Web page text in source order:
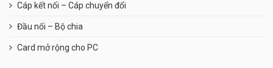
Cáp kết nối – Cáp chuyển đổi
Đầu nối – Bộ chia
Card mở rộng cho PC